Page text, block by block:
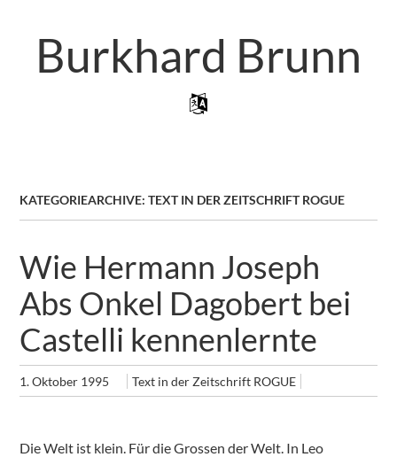
SpringenBurkhard Brunn
KATEGORIEARCHIVE:TEXT IN DER ZEITSCHRIFT ROGUE
Wie Hermann Joseph
Abs Onkel Dagobert bei
Castelli kennenlernte
1. Oktober 1995 Text in der Zeitschrift ROGUE
Die Welt ist klein. Für die Grossen der Welt. In Leo